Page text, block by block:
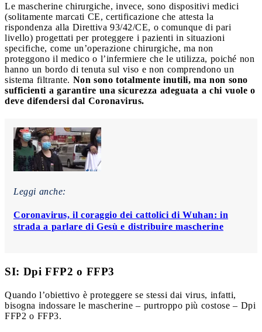
Le mascherine chirurgiche, invece, sono dispositivi medici
(solitamente marcati CE, certificazione che attesta la
rispondenza alla Direttiva 93/42/CE, o comunque di pari
livello) progettati per proteggere i pazienti in situazioni
specifiche, come un’operazione chirurgiche, ma non
proteggono il medico o l’infermiere che le utilizza, poiché non
hanno un bordo di tenuta sul viso e non comprendono un
sistema filtrante. Non sono totalmente inutili, ma non sono
sufficienti a garantire una sicurezza adeguata a chi vuole o
deve difendersi dal Coronavirus.
Leggi anche:
Coronavirus, il coraggio dei cattolici di Wuhan: in
strada a parlare di Gesù e distribuire mascherine
SI: Dpi FFP2 o FFP3
Quando l’obiettivo è proteggere se stessi dai virus, infatti,
bisogna indossare le mascherine – purtroppo più costose – Dpi
FFP2 o FFP3.